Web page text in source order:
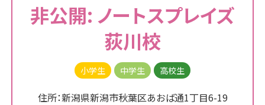
非公開: ノートスプレイズ
荻川校
小学生 中学生 高校生
住所：新潟県新潟市秋葉区あおば通1丁目6-19